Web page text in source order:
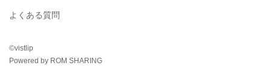
よくある質問
©︎vistlip
Powered by ROM SHARING